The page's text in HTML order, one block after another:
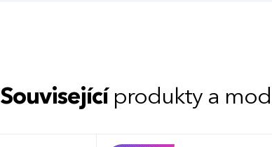
Související produkty a